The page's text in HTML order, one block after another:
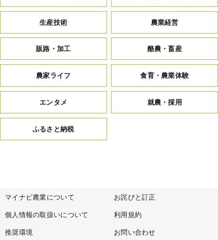
生産技術 農業経営
販路・加工 酪農・畜産
農家ライフ 食育・農業体験
エンタメ 就農・採用
ふるさと納税
マイナビ農業について お詫びと訂正
個人情報の取扱いについて 利用規約
推奨環境 お問い合わせ